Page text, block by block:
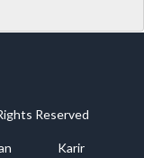
Reserved
Karir